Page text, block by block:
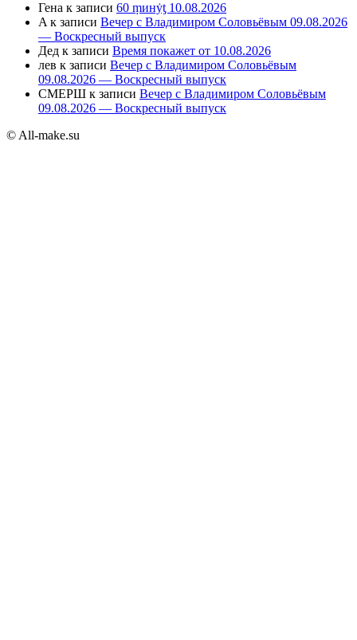
Гена к записи 60 ṃинẏƫ 10.08.2026
A к записи Вечер с Владимиром Соловьёвым 09.08.2026
— Воскресный выпуск
Дед к записи Время покажет от 10.08.2026
лев к записи Вечер с Владимиром Соловьёвым
09.08.2026 — Воскресный выпуск
СМЕРШ к записи Вечер с Владимиром Соловьёвым
09.08.2026 — Воскресный выпуск
© All-make.su